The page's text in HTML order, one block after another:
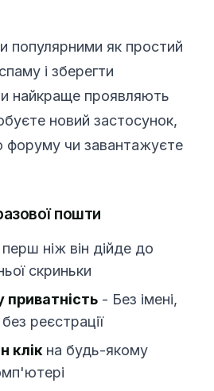
популярними як простий
і зберегти
найкраще проявляють
новий застосунок,
форуму чи завантажуєте
пошти
перш ніж він дійде до
скриньки
приватність - Без імені,
реєстрації
клік на будь-якому